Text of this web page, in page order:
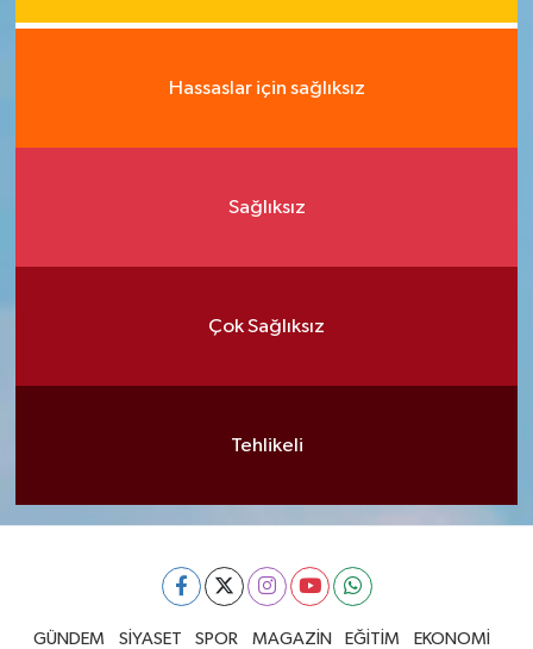
Hassaslar için sağlıksız
Sağlıksız
Çok Sağlıksız
Tehlikeli
GÜNDEM SİYASET SPOR MAGAZİN EĞİTİM
EKONOMİ